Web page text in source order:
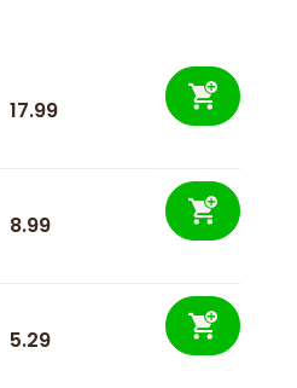
17.99
8.99
5.29